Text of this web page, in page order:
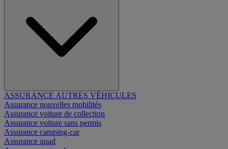
ASSURANCE AUTRES VÉHICULES
Assurance nouvelles mobilités
Assurance voiture de collection
Assurance voiture sans permis
Assurance camping-car
Assurance quad